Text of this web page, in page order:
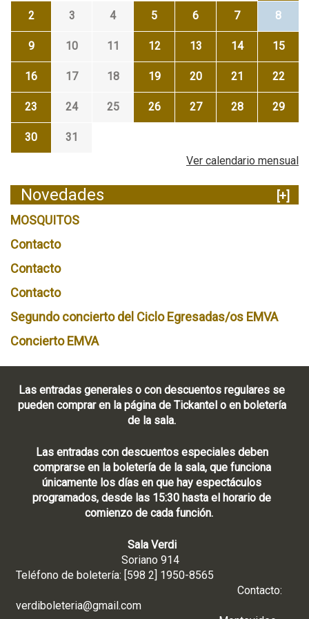
2 3 4 5 6 7 8
9 10 11 12 13 14 15
16 17 18 19 20 21 22
23 24 25 26 27 28 29
30
31
Ver calendario mensual
Novedades
[+]
MOSQUITOS
Contacto
Contacto
Contacto
Segundo concierto del Ciclo Egresadas/os EMVA
Concierto EMVA
Las entradas generales o con descuentos regulares se
pueden comprar en la página de Tickantel o en boletería
de la sala.
Las entradas con descuentos especiales deben
comprarse en la boletería de la sala, que funciona
únicamente los días en que hay espectáculos
programados, desde las 15:30 hasta el horario de
comienzo de cada función.
Sala Verdi
Soriano 914
Teléfono de boletería: [598 2] 1950-8565
Contacto:
verdiboleteria@gmail.com